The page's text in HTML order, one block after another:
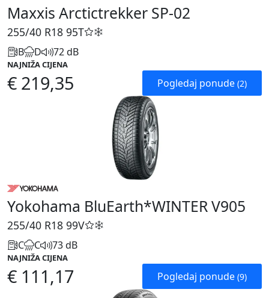
Maxxis Arctictrekker SP-02
255/40 R18 95T
B D 72 dB
NAJNIŽA CIJENA
€ 219,35 Pogledaj ponude (2)
Yokohama BluEarth*WINTER V905
255/40 R18 99V
C C 73 dB
NAJNIŽA CIJENA
€ 111,17 Pogledaj ponude (9)